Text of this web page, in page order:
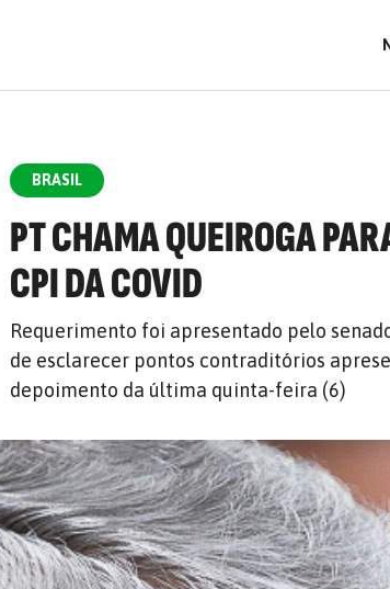
BRASIL
PT CHAMA QUEIROGA
CPI DA COVID
Requerimento foi apresentado pelo
de esclarecer pontos contraditórios
depoimento da última quinta-feira (6)